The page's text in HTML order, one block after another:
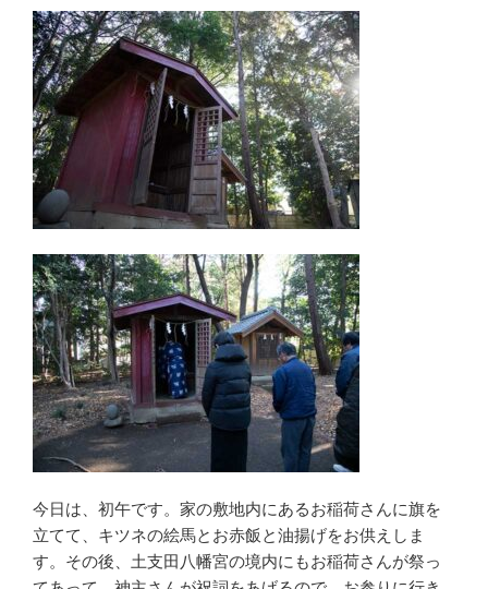
今日は、初午です。家の敷地内にあるお稲荷さんに旗を
立てて、キツネの絵馬とお赤飯と油揚げをお供えしま
す。その後、土支田八幡宮の境内にもお稲荷さんが祭っ